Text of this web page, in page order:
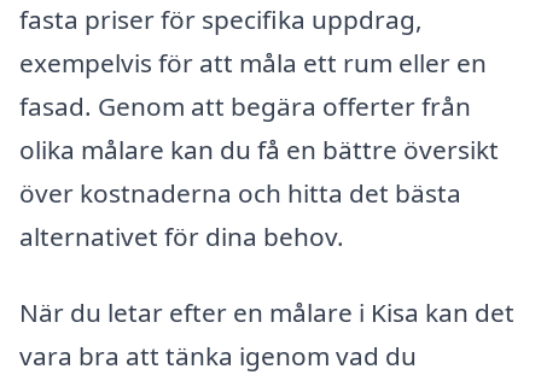
fasta priser för specifika uppdrag,
exempelvis för att måla ett rum eller en
fasad. Genom att begära offerter från
olika målare kan du få en bättre översikt
över kostnaderna och hitta det bästa
alternativet för dina behov.
När du letar efter en målare i Kisa kan det
vara bra att tänka igenom vad du